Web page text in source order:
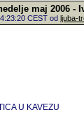
maj 2006 -
CEST od ljuba-
U KAVEZU